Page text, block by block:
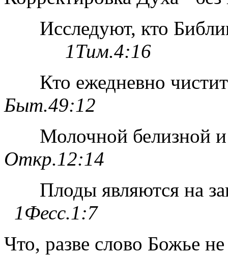
Исследуют, кто
1Тим.4:16
Кто ежедневно
Быт.49:12
Молочной белизной
Откр.12:14
Плоды являются на
1Фесс.1:7
Что, разве слово Божье